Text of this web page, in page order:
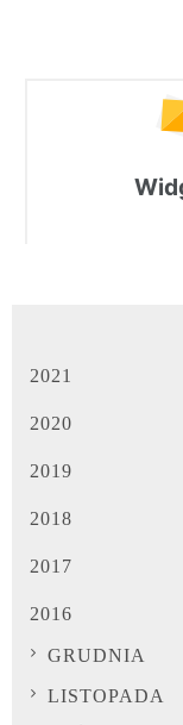
2021
2020
2019
2018
2017
2016
GRUDNIA
LISTOPADA